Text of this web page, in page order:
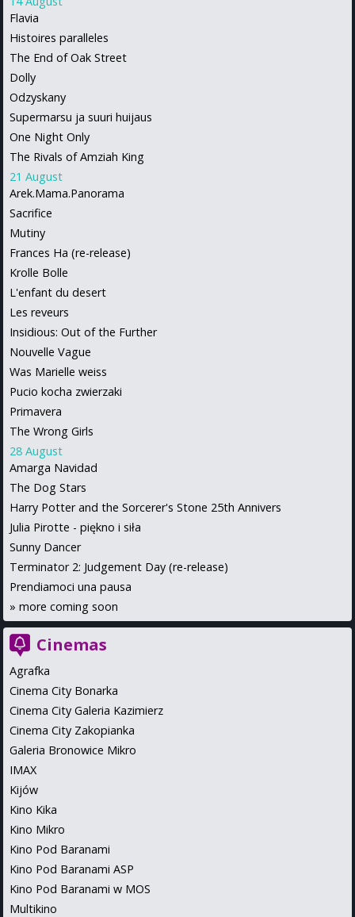
Flavia
Histoires paralleles
The End of Oak Street
Dolly
Odzyskany
Supermarsu ja suuri huijaus
One Night Only
The Rivals of Amziah King
21 August
Arek.Mama.Panorama
Sacrifice
Mutiny
Frances Ha (re-release)
Krolle Bolle
L'enfant du desert
Les reveurs
Insidious: Out of the Further
Nouvelle Vague
Was Marielle weiss
Pucio kocha zwierzaki
Primavera
The Wrong Girls
28 August
Amarga Navidad
The Dog Stars
Harry Potter and the Sorcerer's Stone 25th Annivers
Julia Pirotte - piękno i siła
Sunny Dancer
Terminator 2: Judgement Day (re-release)
Prendiamoci una pausa
» more coming soon
Cinemas
Agrafka
Cinema City Bonarka
Cinema City Galeria Kazimierz
Cinema City Zakopianka
Galeria Bronowice Mikro
IMAX
Kijów
Kino Kika
Kino Mikro
Kino Pod Baranami
Kino Pod Baranami ASP
Kino Pod Baranami w MOS
Multikino